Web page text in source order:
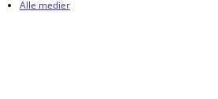
Alle medier